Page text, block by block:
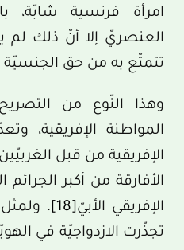
امرأة فرنسية شابّة،
العنصريّ إلا أنّ ذلك لم
تتمتّع به من حق الجنسيّة
وهذا النّوع من
المواطنة الإفريقية،
الإفريقية من قبل
الأفارقة من أكبر
الإفريقي الأبيّ[18]
. ولمثل
تجذّرت الازدواجيّة في